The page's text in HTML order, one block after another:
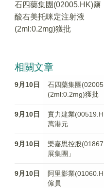
石四藥集團(02005.HK)鹽
酸右美托咪定注射液
(2ml:0.2mg)獲批
相關文章
9月10日
石四藥集團
(2ml:0.2mg)獲批
9月10日
實力建業
萬港元
9月10日
樂嘉思控股
展集團」
9月10日
阿里影業
僱員